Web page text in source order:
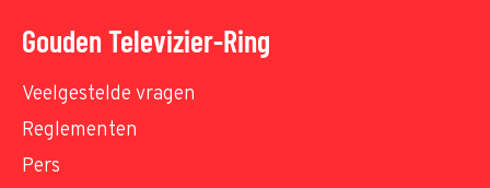
Gouden Televizier-Ring
Veelgestelde vragen
Reglementen
Pers